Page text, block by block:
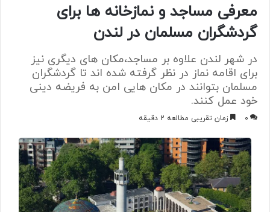
معرفی مساجد و نمازخانه ها برای
گردشگران مسلمان در لندن
در شهر لندن علاوه بر مساجد،مکان های دیگری نیز
برای اقامه نماز در نظر گرفته شده اند تا گردشگران
مسلمان بتوانند در مکان هایی امن به فریضه دینی
خود عمل کنند.
0 زمان تقریبی مطالعه 2 دقیقه